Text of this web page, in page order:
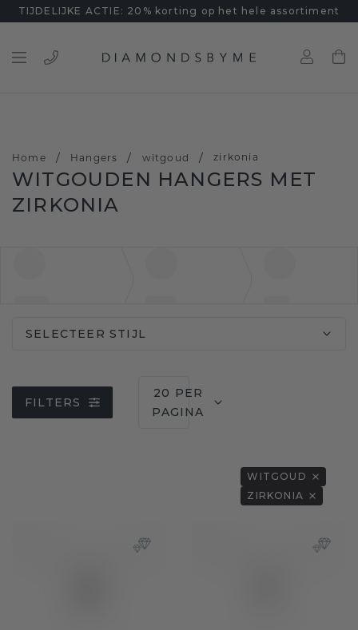
TIJDELIJKE ACTIE: 20% korting op het hele assortiment
Home / Hangers / witgoud / zirkonia
WITGOUDEN HANGERS MET
ZIRKONIA
SELECTEER STIJL
FILTERS
20 PER
PAGINA
WITGOUD
ZIRKONIA